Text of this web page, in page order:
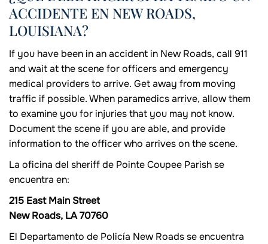
ACCIDENTE EN NEW ROADS,
LOUISIANA?
If you have been in an accident in New Roads, call 911
and wait at the scene for officers and emergency
medical providers to arrive. Get away from moving
traffic if possible. When paramedics arrive, allow them
to examine you for injuries that you may not know.
Document the scene if you are able, and provide
information to the officer who arrives on the scene.
La oficina del sheriff de Pointe Coupee Parish se
encuentra en:
215 East Main Street
New Roads, LA 70760
El Departamento de Policía New Roads se encuentra